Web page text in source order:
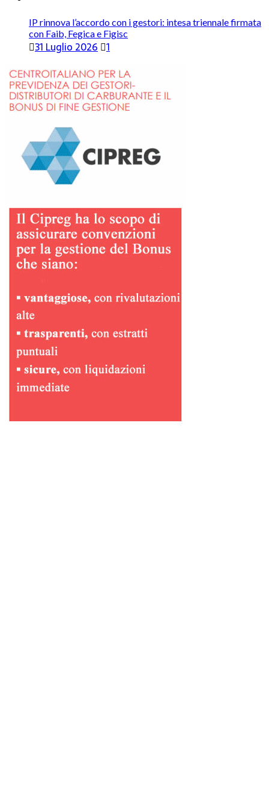
IP rinnova l’accordo con i gestori: intesa triennale firmata
con Faib, Fegica e Figisc
31 Luglio 2026 1